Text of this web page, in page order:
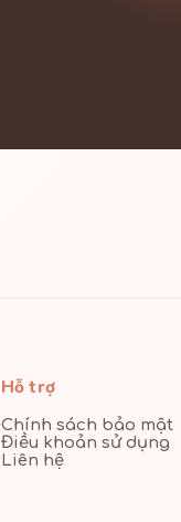
Hỗ trợ
Chính sách bảo mật
Điều khoản sử dụng
Liên hệ